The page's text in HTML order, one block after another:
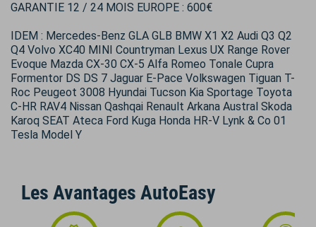
GARANTIE 12 / 24 MOIS EUROPE : 600€
IDEM : Mercedes-Benz GLA GLB BMW X1 X2 Audi Q3 Q2
Q4 Volvo XC40 MINI Countryman Lexus UX Range Rover
Evoque Mazda CX-30 CX-5 Alfa Romeo Tonale Cupra
Formentor DS DS 7 Jaguar E-Pace Volkswagen Tiguan T-
Roc Peugeot 3008 Hyundai Tucson Kia Sportage Toyota
C-HR RAV4 Nissan Qashqai Renault Arkana Austral Skoda
Karoq SEAT Ateca Ford Kuga Honda HR-V Lynk & Co 01
Tesla Model Y
Les Avantages AutoEasy